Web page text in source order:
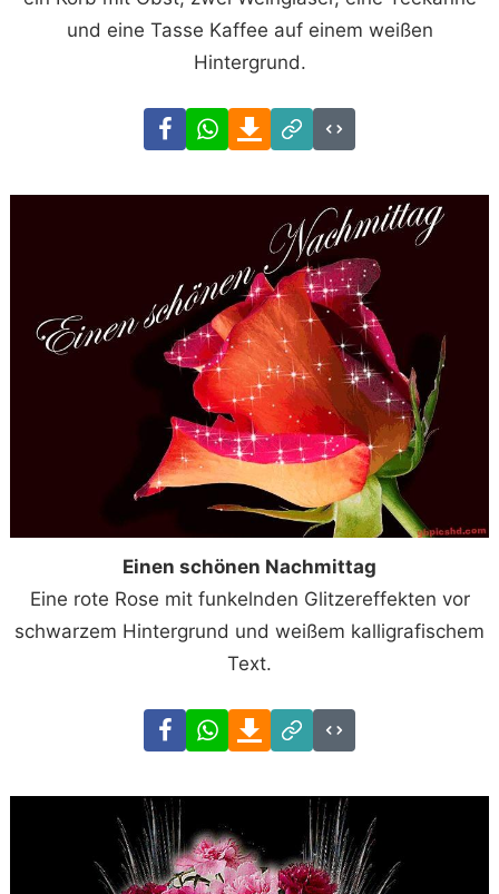
und eine Tasse Kaffee auf einem weißen
Hintergrund.
FacebookWhatsAppDownload
Link
Code
Einen schönen Nachmittag
Eine rote Rose mit funkelnden Glitzereffekten vor
schwarzem Hintergrund und weißem kalligrafischem
Text.
FacebookWhatsAppDownload
Link
Code